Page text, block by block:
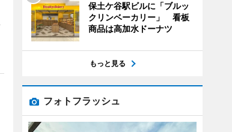
保土ケ谷駅ビルに「ブルッ
クリンベーカリー」 看板
商品は高加水ドーナツ
もっと見る
フォトフラッシュ